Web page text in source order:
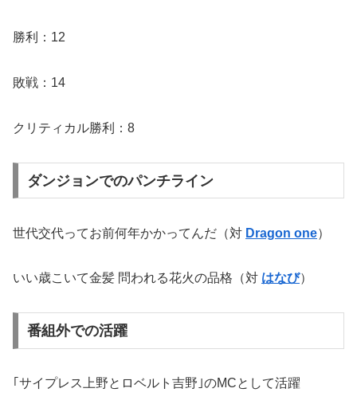
勝利：12
敗戦：14
クリティカル勝利：8
ダンジョンでのパンチライン
世代交代ってお前何年かかってんだ（対 Dragon one）
いい歳こいて金髪 問われる花火の品格（対 はなび）
番組外での活躍
｢サイプレス上野とロベルト吉野｣のMCとして活躍